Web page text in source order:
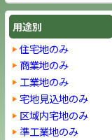
用途別
住宅地のみ
商業地のみ
工業地のみ
宅地見込地のみ
区域内宅地のみ
準工業地のみ